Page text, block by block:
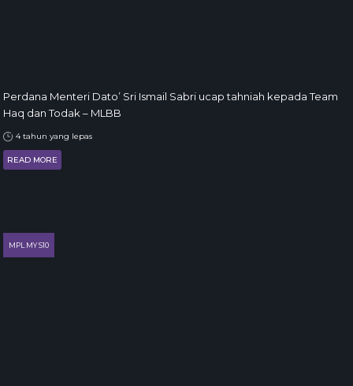
Perdana Menteri Dato’ Sri Ismail Sabri ucap tahniah kepada Team
Haq dan Todak – MLBB
4 tahun yang lepas
READ MORE
MPL MY S10